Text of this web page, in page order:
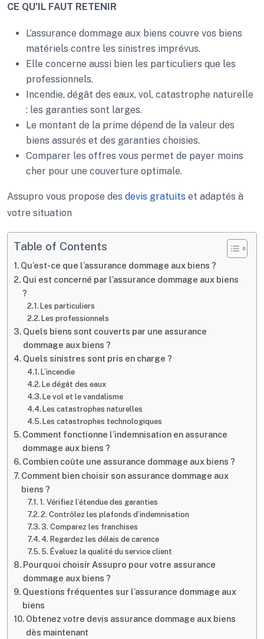
CE QU’IL FAUT RETENIR
L’assurance dommage aux biens couvre vos biens
matériels contre les sinistres imprévus.
Elle concerne aussi bien les particuliers que les
professionnels.
Incendie, dégât des eaux, vol, catastrophe naturelle
: les garanties sont larges.
Le montant de la prime dépend de la valeur des
biens assurés et des garanties choisies.
Comparer les offres vous permet de payer moins
cher pour une couverture optimale.
Assupro vous propose des devis gratuits et adaptés à
votre situation
Table of Contents
Qu’est-ce que l’assurance dommage aux biens ?
Qui est concerné par l’assurance dommage aux biens
?
Les particuliers
Les professionnels
Quels biens sont couverts par une assurance
dommage aux biens ?
Quels sinistres sont pris en charge ?
L’incendie
Le dégât des eaux
Le vol et le vandalisme
Les catastrophes naturelles
Les catastrophes technologiques
Comment fonctionne l’indemnisation en assurance
dommage aux biens ?
Combien coûte une assurance dommage aux biens ?
Comment bien choisir son assurance dommage aux
biens ?
1. Vérifiez l’étendue des garanties
2. Contrôlez les plafonds d’indemnisation
3. Comparez les franchises
4. Regardez les délais de carence
5. Évaluez la qualité du service client
Pourquoi choisir Assupro pour votre assurance
dommage aux biens ?
Questions fréquentes sur l’assurance dommage aux
biens
Obtenez votre devis assurance dommage aux biens
dès maintenant